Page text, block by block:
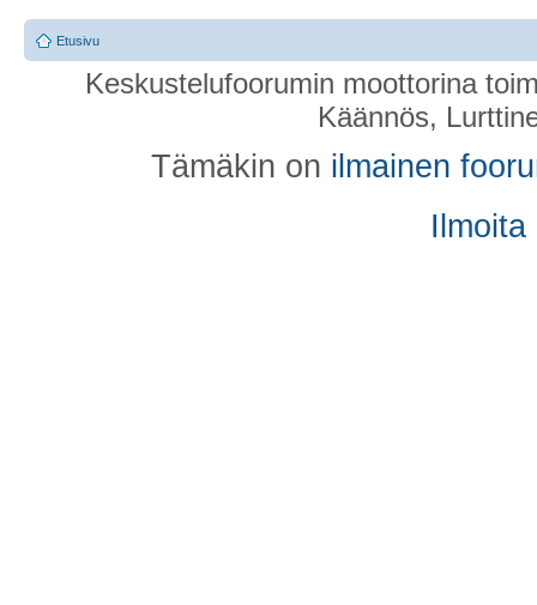
Etusivu
Keskustelufoorumin moottorina
Käännös,
Tämäkin on ilmainen